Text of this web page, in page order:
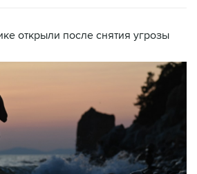
открыли после снятия угрозы